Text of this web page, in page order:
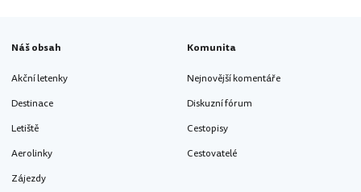
Náš obsah
Akční letenky
Destinace
Letiště
Aerolinky
Zájezdy
Komunita
Nejnovější komentáře
Diskuzní fórum
Cestopisy
Cestovatelé